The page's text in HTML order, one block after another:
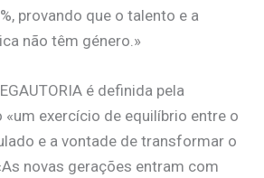
provando que o talento e a
não têm género.»
é definida pela
exercício de equilíbrio entre o
e a vontade de transformar o
novas gerações entram com